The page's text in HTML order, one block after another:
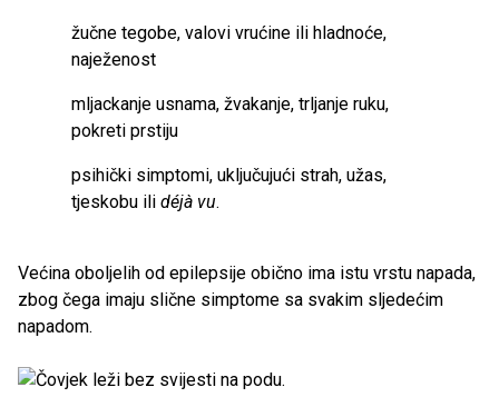
žučne tegobe, valovi vrućine ili hladnoće,
naježenost
mljackanje usnama, žvakanje, trljanje ruku,
pokreti prstiju
psihički simptomi, uključujući strah, užas,
tjeskobu ili déjà vu.
Većina oboljelih od epilepsije obično ima istu vrstu napada,
zbog čega imaju slične simptome sa svakim sljedećim
napadom.